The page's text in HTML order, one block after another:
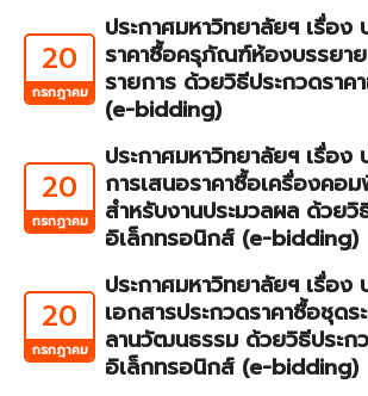
20
กรกฎาคม
ประกาศมหาวิทยาลัยฯ เรื่อง
ราคาซื้อครุภัณฑ์ห้องบรรยา
รายการ ด้วยวิธีประกวดรา
(e-bidding)
20
กรกฎาคม
ประกาศมหาวิทยาลัยฯ เรื่อง
การเสนอราคาซื้อเครื่องคอ
สำหรับงานประมวลผล ด้วยวิ
อิเล็กทรอนิกส์ (e-bidding)
20
กรกฎาคม
ประกาศมหาวิทยาลัยฯ เรื่อง
เอกสารประกวดราคาซื้อชุด
ลานวัฒนธรรม ด้วยวิธีประก
อิเล็กทรอนิกส์ (e-bidding)